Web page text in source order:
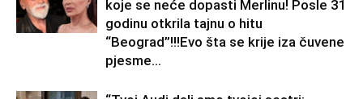
koje se neće dopasti Merlinu! Posle 31
godinu otkrila tajnu o hitu
“Beograd”!!!Evo šta se krije iza čuvene
pjesme...